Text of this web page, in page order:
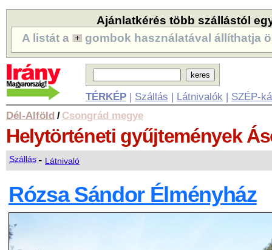
Ajánlatkérés több szállástól
A listát a
gombok használatával állíthatja
TÉRKÉP| Szállás | Látnivalók | SZÉP-
Dél-Alföld / Csongrád megye
Helytörténeti gyűjtemények
Szállás- Látnivaló
Rózsa Sándor Élményház